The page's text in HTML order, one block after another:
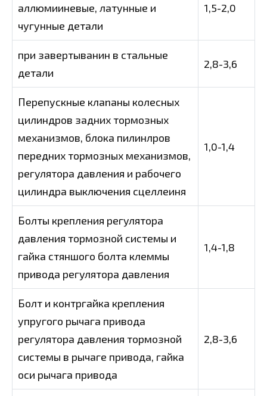
аллюмииневые, латунные и
чугунные детали
1,5-2,0
при завертыванин в стальные
детали
2,8-3,6
Перепускные клanаны колесных
цилиндров задних тормозных
механизмов, блока пилинлров
передних тормозных механизмов,
регулятора давления и рабочего
цилиндра выключения сцеллеиня
1,0-1,4
Болты крепления регулятора
давления тормозной системы и
гайка стяншого болта клеммы
привода регулятора давления
1,4-1,8
Болт и контргайка крепления
упругого рычага привода
регулятора давления тормозной
системы в рычаге привода, гайка
оси рычага привода
2,8-3,6